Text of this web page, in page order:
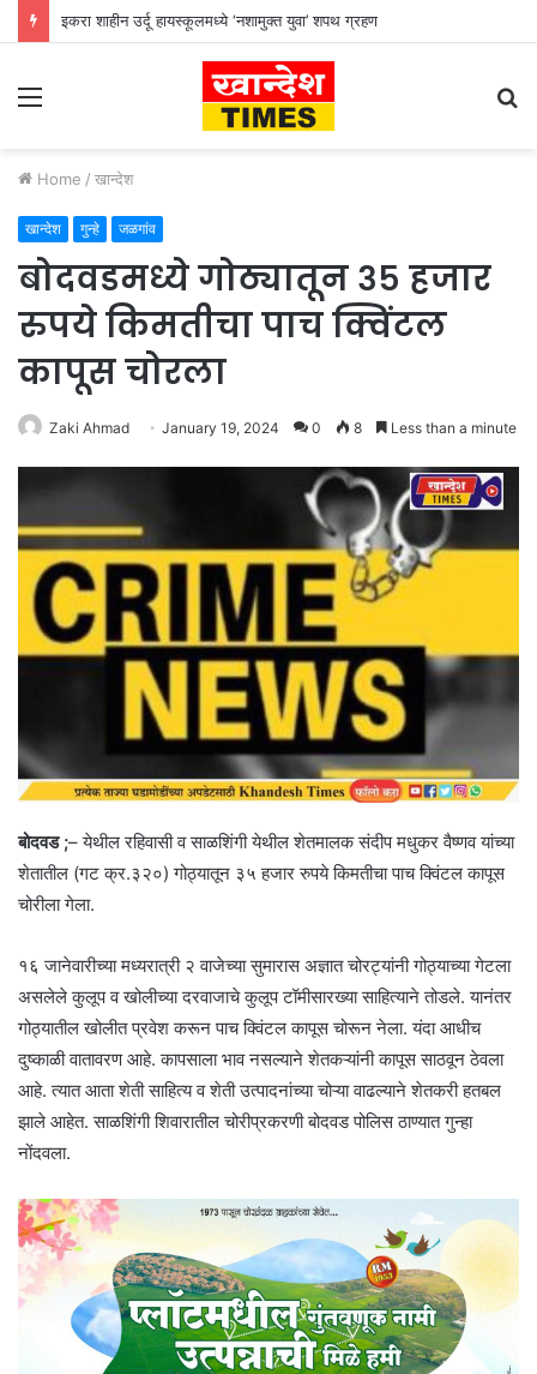
इकरा शाहीन उर्दू हायस्कूलमध्ये ‘नशामुक्त युवा’ शपथ ग्रहण
Menu
Home / खान्देश
खान्देश गुन्हे जळगांव
बोदवडमध्ये गोठ्यातून ३५ हजार
रुपये किमतीचा पाच क्विंटल
कापूस चोरला
Zaki Ahmad January 19, 2024 0 8 Less than a minute
बोदवड ;– येथील रहिवासी व साळशिंगी येथील शेतमालक संदीप मधुकर वैष्णव यांच्या
शेतातील (गट क्र.३२०) गोठ्यातून ३५ हजार रुपये किमतीचा पाच क्विंटल कापूस
चोरीला गेला.
१६ जानेवारीच्या मध्यरात्री २ वाजेच्या सुमारास अज्ञात चोरट्यांनी गोठ्याच्या गेटला
असलेले कुलूप व खोलीच्या दरवाजाचे कुलूप टॉमीसारख्या साहित्याने तोडले. यानंतर
गोठ्यातील खोलीत प्रवेश करून पाच क्विंटल कापूस चोरून नेला. यंदा आधीच
दुष्काळी वातावरण आहे. कापसाला भाव नसल्याने शेतकऱ्यांनी कापूस साठवून ठेवला
आहे. त्यात आता शेती साहित्य व शेती उत्पादनांच्या चोऱ्या वाढल्याने शेतकरी हतबल
झाले आहेत. साळशिंगी शिवारातील चोरीप्रकरणी बोदवड पोलिस ठाण्यात गुन्हा
नोंदवला.